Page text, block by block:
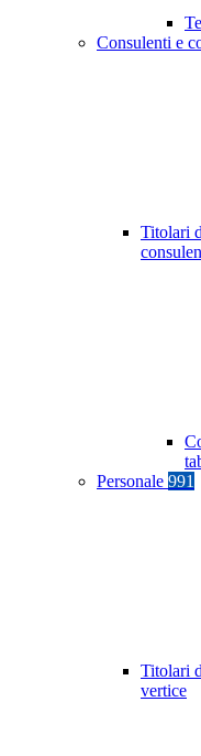
Consulenti e
Titolari
Personale 991
Titolari
vertice